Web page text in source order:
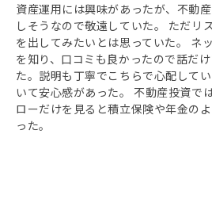
資産運用には興味があったが、不動
しそうなので敬遠していた。 ただリ
を出してみたいとは思っていた。 ネ
を知り、口コミも良かったので話だ
た。説明も丁寧でこちらで心配して
いて安心感があった。 不動産投資で
ローだけを見ると積立保険や年金の
った。